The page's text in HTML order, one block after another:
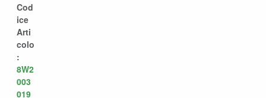
Cod
ice
Arti
colo
:
8W2
003
019